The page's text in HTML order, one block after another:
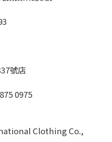
號店
0975
Clothing Co.,